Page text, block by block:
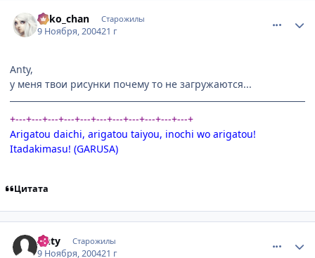
neko_chan Старожилы
9 Ноября, 200421 г
Anty,
у меня твои рисунки почему то не загружаются...
+---+---+---+---+---+---+---+---+---+---+---+
Arigatou daichi, arigatou taiyou, inochi wo arigatou!
Itadakimasu! (GARUSA)
Цитата
Anty Старожилы
9 Ноября, 200421 г